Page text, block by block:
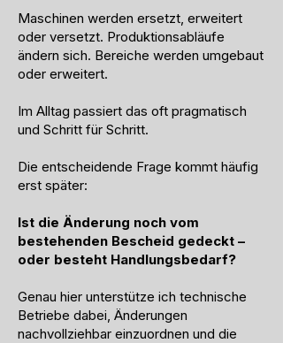
Maschinen werden ersetzt, erweitert
oder versetzt. Produktionsabläufe
ändern sich. Bereiche werden umgebaut
oder erweitert.
Im Alltag passiert das oft pragmatisch
und Schritt für Schritt.
Die entscheidende Frage kommt häufig
erst später:
Ist die Änderung noch vom
bestehenden Bescheid gedeckt –
oder besteht Handlungsbedarf?
Genau hier unterstütze ich technische
Betriebe dabei, Änderungen
nachvollziehbar einzuordnen und die